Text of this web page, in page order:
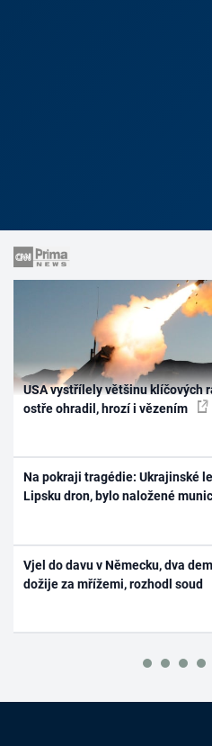
USA vystřílely většinu klíčových
ostře ohradil, hrozí i vězením
Na pokraji tragédie: Ukrajinské
Lipsku dron, bylo naložené
Vjel do davu v Německu, dva
dožije za mřížemi, rozhodl soud